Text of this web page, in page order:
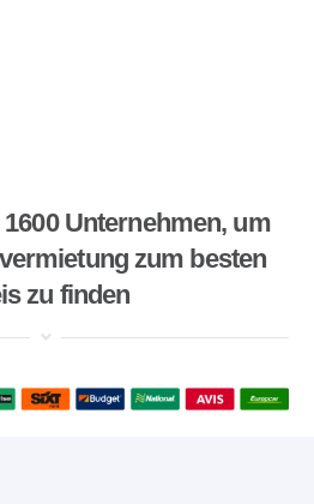
Unternehmen, um
zum besten
zu finden